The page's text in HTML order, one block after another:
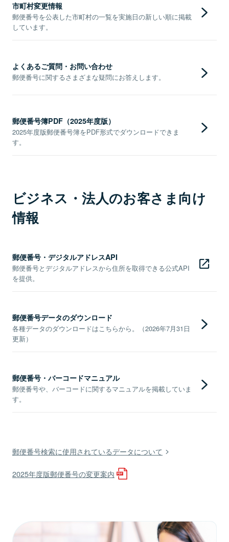
市町村変更情報
郵便番号を公表した市町村の一覧を実施日の新しい順に掲載
しています。
よくあるご質問・お問い合わせ
郵便番号に関するさまざまな疑問にお答えします。
郵便番号簿PDF（2025年度版）
2025年度版郵便番号簿をPDF形式でダウンロードできま
す。
ビジネス・法人のお客さま向け
情報
郵便番号・デジタルアドレスAPI
郵便番号とデジタルアドレスから住所を取得できる公式API
を提供。
郵便番号データのダウンロード
各種データのダウンロードはこちらから。（2026年7月31日
更新）
郵便番号・バーコードマニュアル
郵便番号や、バーコードに関するマニュアルを掲載していま
す。
郵便番号検索に使用されているデータについて
2025年度版郵便番号の変更案内